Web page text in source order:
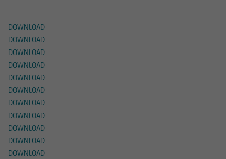
DOWNLOAD
DOWNLOAD
DOWNLOAD
DOWNLOAD
DOWNLOAD
DOWNLOAD
DOWNLOAD
DOWNLOAD
DOWNLOAD
DOWNLOAD
DOWNLOAD